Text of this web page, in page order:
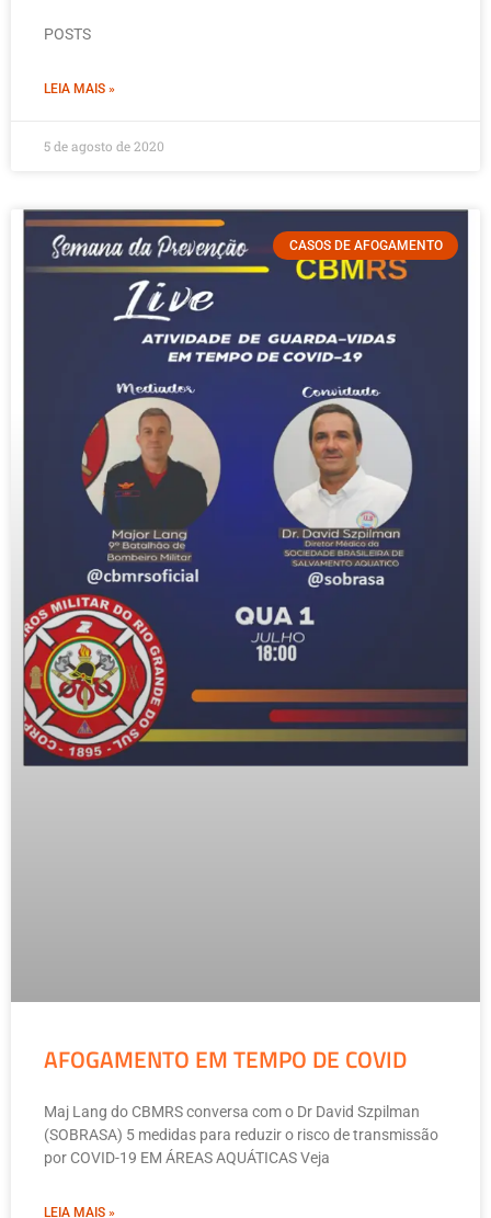
POSTS
LEIA MAIS »
5 de agosto de 2020
CASOS DE AFOGAMENTO
AFOGAMENTO EM TEMPO DE COVID
Maj Lang do CBMRS conversa com o Dr David Szpilman
(SOBRASA) 5 medidas para reduzir o risco de transmissão
por COVID-19 EM ÁREAS AQUÁTICAS Veja
LEIA MAIS »